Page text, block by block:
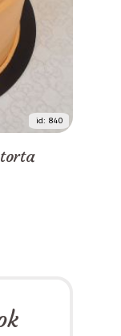
id: 840